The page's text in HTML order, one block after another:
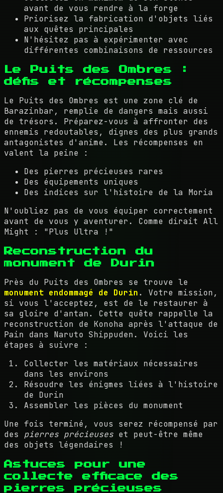
avant de vous rendre à la forge
Priorisez la fabrication d'objets liés
aux quêtes principales
N'hésitez pas à expérimenter avec
différentes combinaisons de ressources
Le Puits des Ombres :
défis et récompenses
Le Puits des Ombres est une zone clé de
Barazinbar, remplie de dangers mais aussi
de trésors. Préparez-vous à affronter des
ennemis redoutables, dignes des plus grands
antagonistes d'anime. Les récompenses en
valent la peine :
Des pierres précieuses rares
Des équipements uniques
Des indices sur l'histoire de la Moria
N'oubliez pas de vous équiper correctement
avant de vous y aventurer. Comme dirait All
Might : "Plus Ultra !"
Reconstruction du
monument de Durin
Près du Puits des Ombres se trouve le
monument endommagé de Durin . Votre mission,
si vous l'acceptez, est de le restaurer à
sa gloire d'antan. Cette quête rappelle la
reconstruction de Konoha après l'attaque de
Pain dans Naruto Shippuden. Voici les
étapes à suivre :
Collecter les matériaux nécessaires
dans les environs
Résoudre les énigmes liées à l'histoire
de Durin
Assembler les pièces du monument
Une fois terminé, vous serez récompensé par
des pierres précieuses et peut-être même
des objets légendaires !
Astuces pour une
collecte efficace des
pierres précieuses